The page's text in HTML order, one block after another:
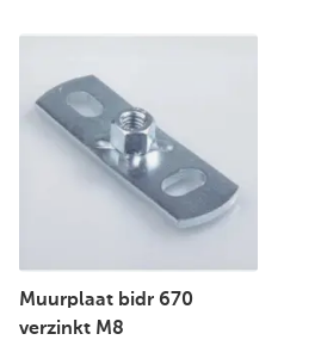
Muurplaat bidr 670
verzinkt M8